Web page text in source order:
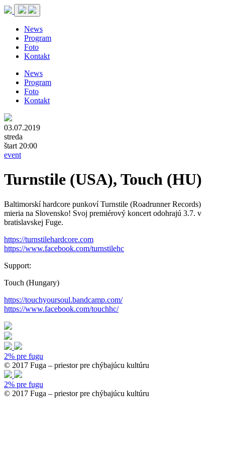
News
Program
Foto
Kontakt
News
Program
Foto
Kontakt
03.07.2019
streda
štart 20:00
event
Turnstile (USA), Touch (HU)
Baltimorskí hardcore punkoví Turnstile (Roadrunner Records)
mieria na Slovensko! Svoj premiérový koncert odohrajú 3.7. v
bratislavskej Fuge.
https://turnstilehardcore.com
https://www.facebook.com/turnstilehc
Support:
Touch (Hungary)
https://touchyoursoul.bandcamp.com/
https://www.facebook.com/touchhc/
2% pre fugu
© 2017 Fuga – priestor pre chýbajúcu kultúru
2% pre fugu
© 2017 Fuga – priestor pre chýbajúcu kultúru